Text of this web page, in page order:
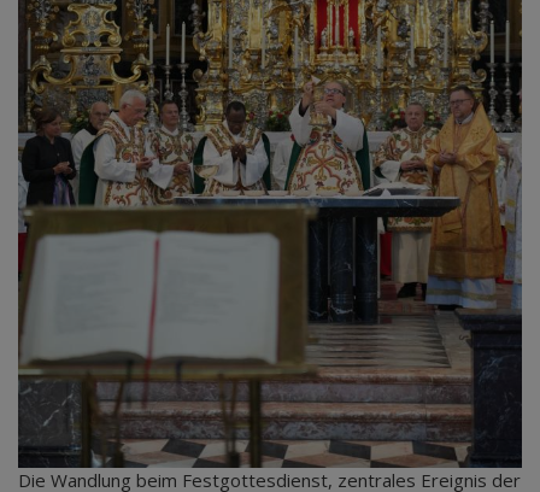
Die Wandlung beim Festgottesdienst, zentrales Ereignis der